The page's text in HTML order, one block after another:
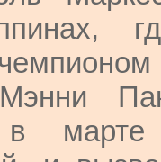
марте